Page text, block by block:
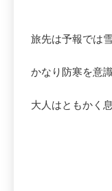
旅先は予報では
かなり防寒を意
大人はともかく